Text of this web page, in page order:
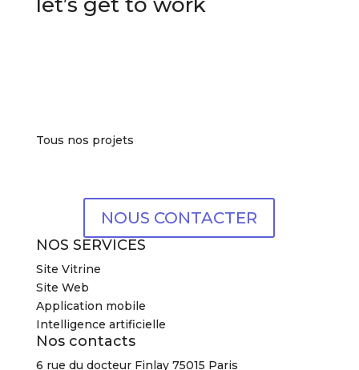
let’s get to work
Tous nos projets
NOUS CONTACTER
NOS SERVICES
Site Vitrine
Site Web
Application mobile
Intelligence artificielle
Nos contacts
6 rue du docteur Finlay 75015 Paris